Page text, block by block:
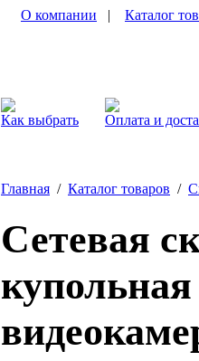
О компании | Каталог
Как выбрать Оплата и
Главная / Каталог товаров /
Сетевая